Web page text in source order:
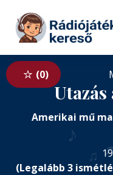
Tovább a tartalomhoz
0
♪
♫
Amerikai mű
(Legalább 3